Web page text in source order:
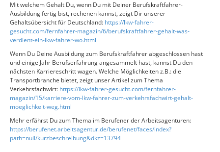
Mit welchem Gehalt Du, wenn Du mit Deiner Berufskraftfahrer-
Ausbildung fertig bist, rechenen kannst, zeigt Dir unserer
Gehaltsübersicht für Deutschland: https://lkw-fahrer-
gesucht.com/fernfahrer-magazin/6/berufskraftfahrer-gehalt-was-
verdient-ein-lkw-fahrer-wo.html
Wenn Du Deine Ausbildung zum Berufskraftfahrer abgeschlossen hast
und einige Jahr Berufserfahrung angesammelt hast, kannst Du den
nächsten Karriereschritt wagen. Welche Möglichkeiten z.B.: die
Transportbranche bietet, zeigt unser Artikel zum Thema
Verkehrsfachwirt: https://lkw-fahrer-gesucht.com/fernfahrer-
magazin/15/karriere-vom-lkw-fahrer-zum-verkehrsfachwirt-gehalt-
moeglichkeit-weg.html
Mehr erfährst Du zum Thema im Berufener der Arbeitsagenturen:
https://berufenet.arbeitsagentur.de/berufenet/faces/index?
path=null/kurzbeschreibung&dkz=13794